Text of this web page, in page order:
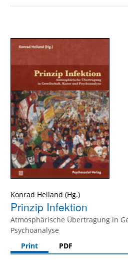
Konrad Heiland
Prinzip Infektion
Atmosphärische Übertragung in
Psychoanalyse
Print
PDF